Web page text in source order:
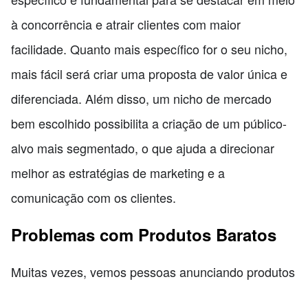
à concorrência e atrair clientes com maior
facilidade. Quanto mais específico for o seu nicho,
mais fácil será criar uma proposta de valor única e
diferenciada. Além disso, um nicho de mercado
bem escolhido possibilita a criação de um público-
alvo mais segmentado, o que ajuda a direcionar
melhor as estratégias de marketing e a
comunicação com os clientes.
Problemas com Produtos Baratos
Muitas vezes, vemos pessoas anunciando produtos